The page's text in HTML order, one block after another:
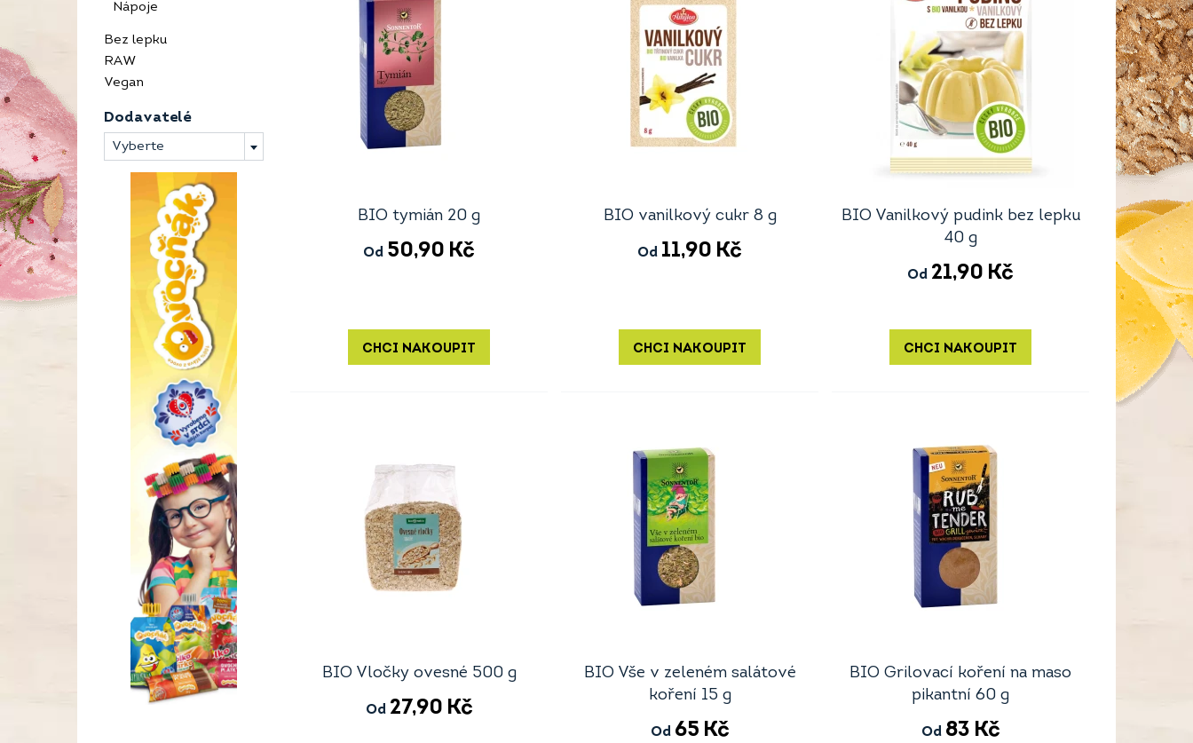
Nápoje
Bez lepku
RAW
Vegan
Dodavatelé
Vyberte
BIO tymián 20 g
Od 50,90 Kč
CHCI NAKOUPIT
BIO vanilkový cukr 8 g
Od 11,90 Kč
CHCI NAKOUPIT
BIO Vanilkový pudink bez lepku
40 g
Od 21,90 Kč
CHCI NAKOUPIT
BIO Vločky ovesné 500 g
Od 27,90 Kč
BIO Vše v zeleném salátové
koření 15 g
Od 65 Kč
BIO Grilovací koření na maso
pikantní 60 g
Od 83 Kč